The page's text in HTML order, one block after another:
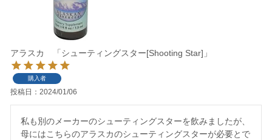
アラスカ 「シューティングスター[Shooting Star]」
購入者
投稿日 2024/01/06
私も別のメーカーのシューティングスターを飲みましたが、
母にはこちらのアラスカのシューティングスターが必要とで